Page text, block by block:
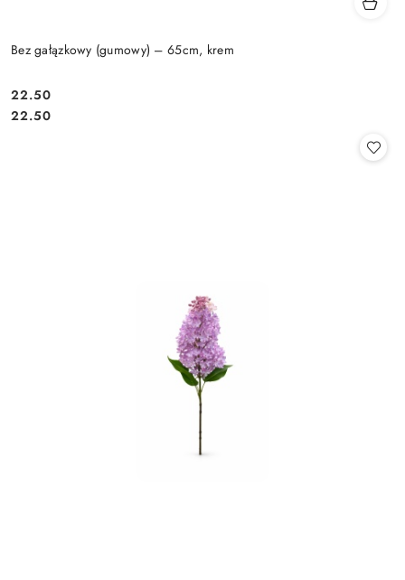
Bez gałązkowy (gumowy) – 65cm, krem
Cena:
22.50
Cena:
22.50